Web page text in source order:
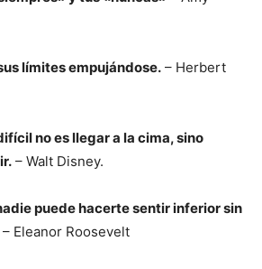
límites empujándose. – Herbert
no es llegar a la cima, sino
– Walt Disney.
puede hacerte sentir inferior sin
– Eleanor Roosevelt